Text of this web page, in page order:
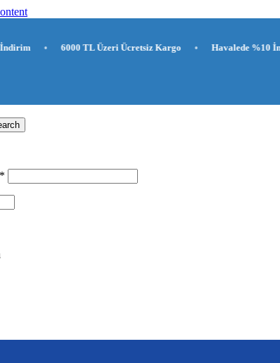
6000 TL Üzeri Ücretsiz Kargo • Havalede %10 İndirim •
*